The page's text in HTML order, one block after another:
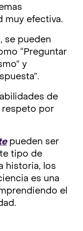
muy efectiva.
se pueden
“Preguntar
y
de
respeto por
pueden ser
tipo de
historia, los
es una
el